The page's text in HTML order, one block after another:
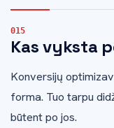
Kas vyksta
Konversijų
forma. Tuo tarpu
būtent po jos.